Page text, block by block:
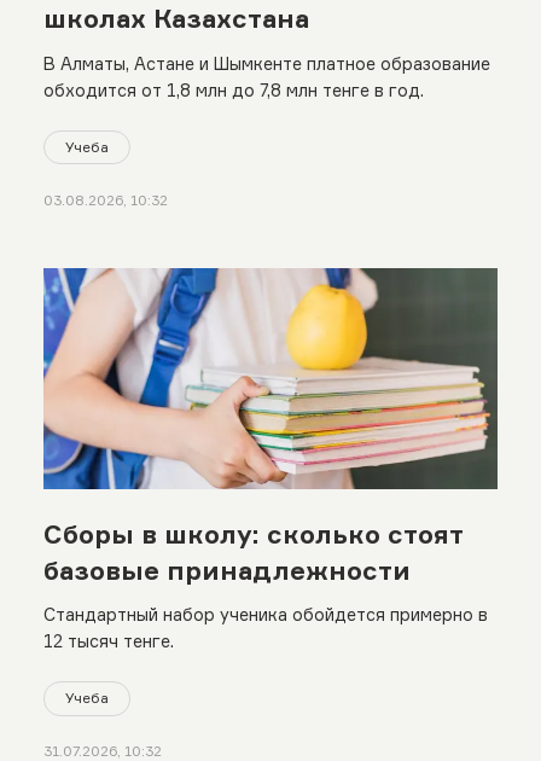
школах Казахстана
В Алматы, Астане и Шымкенте платное образование
обходится от 1,8 млн до 7,8 млн тенге в год.
Учеба
03.08.2026, 10:32
Сборы в школу: сколько стоят
базовые принадлежности
Стандартный набор ученика обойдется примерно в
12 тысяч тенге.
Учеба
31.07.2026, 10:32